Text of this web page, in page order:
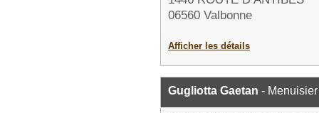
06560 Valbonne
Afficher les détails
Gugliotta Gaetan - Menuisier